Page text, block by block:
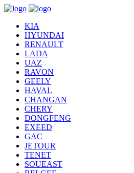
KIA
HYUNDAI
RENAULT
LADA
UAZ
RAVON
GEELY
HAVAL
CHANGAN
CHERY
DONGFENG
EXEED
GAC
JETOUR
TENET
SOUEAST